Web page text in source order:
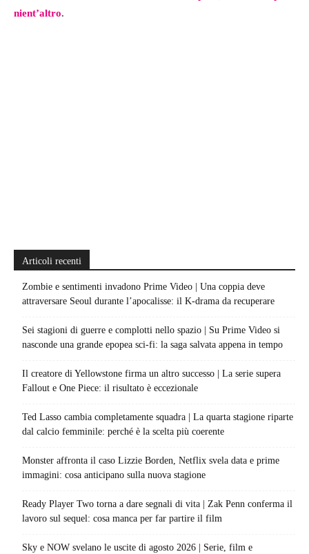
nient’altro.
Articoli recenti
Zombie e sentimenti invadono Prime Video | Una coppia deve
attraversare Seoul durante l’apocalisse: il K-drama da recuperare
Sei stagioni di guerre e complotti nello spazio | Su Prime Video si
nasconde una grande epopea sci-fi: la saga salvata appena in tempo
Il creatore di Yellowstone firma un altro successo | La serie supera
Fallout e One Piece: il risultato è eccezionale
Ted Lasso cambia completamente squadra | La quarta stagione riparte
dal calcio femminile: perché è la scelta più coerente
Monster affronta il caso Lizzie Borden, Netflix svela data e prime
immagini: cosa anticipano sulla nuova stagione
Ready Player Two torna a dare segnali di vita | Zak Penn conferma il
lavoro sul sequel: cosa manca per far partire il film
Sky e NOW svelano le uscite di agosto 2026 | Serie, film e